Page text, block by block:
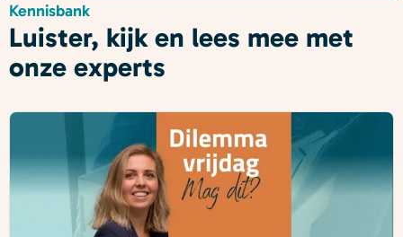
Kennisbank
Luister, kijk en lees mee met
onze experts